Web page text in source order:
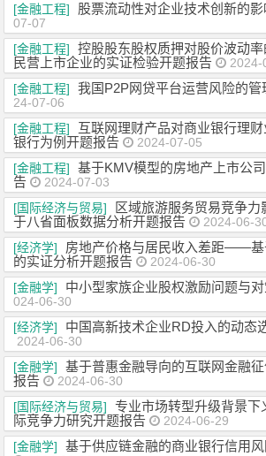
[金融工程]
股票流动性对企业技术创新的
07-07
[金融工程]
控股股东股权质押对股价波动
民营上市企业的实证检验开题报告
2024-
[金融工程]
我国P2P网贷平台运营风险的管
24-07-06
[金融工程]
互联网理财产品对商业银行理
银行为例开题报告
2024-07-05
[金融工程]
基于KMV模型的房地产上市公
告
2024-07-03
[国际经济与贸易]
区域旅游服务贸易竞争
于八省面板数据分析开题报告
2024-06-
[经济学]
房地产价格与居民收入差距——基
的实证分析开题报告
2024-06-30
[金融学]
中小型家族企业股权激励问题与
024-06-30
[经济学]
中国高新技术企业RD投入的动态
2024-06-30
[金融学]
基于普惠金融导向的互联网金融
报告
2024-06-30
[国际经济与贸易]
专业市场转型升级背景下
际竞争力研究开题报告
2024-06-29
[金融学]
基于供应链金融的商业银行信用